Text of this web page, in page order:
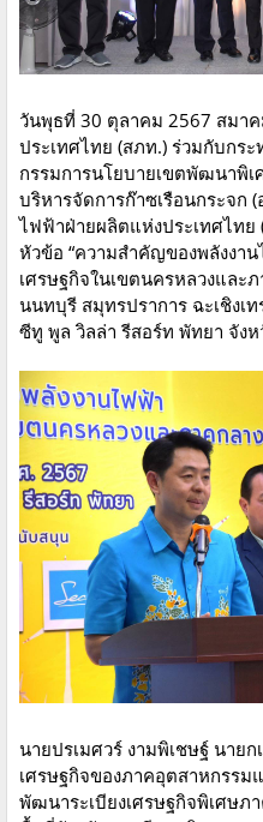
วันพุธที่ 30 ตุลาคม 2567 สมา
ประเทศไทย (สภท.) ร่วมกับกร
กรรมการนโยบายเขตพัฒนาพิเ
บริหารจัดการก๊าซเรือนกระจก
ไฟฟ้าฝ่ายผลิตแห่งประเทศไท
หัวข้อ “ความสำคัญของพลังงา
เศรษฐกิจในเขตนครหลวงและ
นนทบุรี สมุทรปราการ ฉะเชิงเ
ซีทู พูล วิลล่า รีสอร์ท พัทยา จัง
นายปรเมศวร์ งามพิเชษฐ์ นาย
เศรษฐกิจของภาคอุตสาหกรรม
พัฒนาระเบียงเศรษฐกิจพิเศษภ